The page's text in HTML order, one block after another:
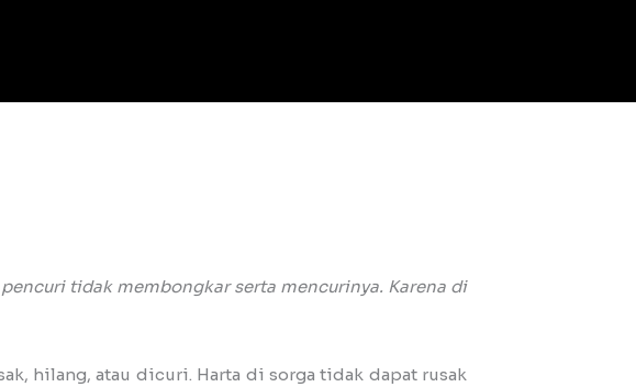
tidak membongkar serta mencurinya. Karena di
hilang, atau dicuri. Harta di sorga tidak dapat rusak